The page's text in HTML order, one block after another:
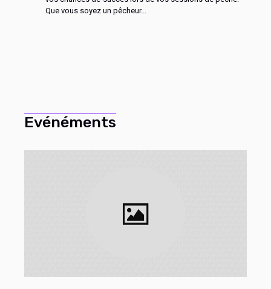
Que vous soyez un pêcheur...
Evénéments